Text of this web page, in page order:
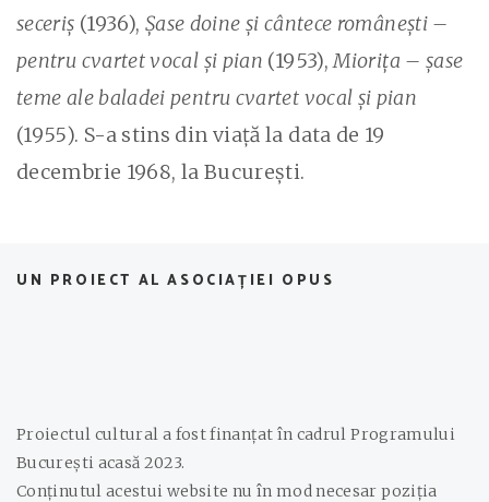
seceriş (1936), Șase doine și cântece românești –
pentru cvartet vocal și pian (1953),Miorița – șase
teme ale baladei pentru cvartet vocal și pian
(1955). S-a stins din viață la data de 19
decembrie 1968, la București.
UN PROIECT AL ASOCIAȚIEI OPUS
Proiectul cultural a fost finanțat în cadrul Programului
București acasă 2023.
Conținutul acestui website nu în mod necesar poziția